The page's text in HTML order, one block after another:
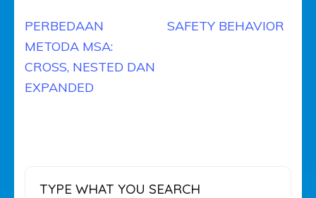
Navigasi
pos
PERBEDAAN
METODA MSA:
CROSS, NESTED DAN
EXPANDED
SAFETY BEHAVIOR
TYPE WHAT YOU SEARCH